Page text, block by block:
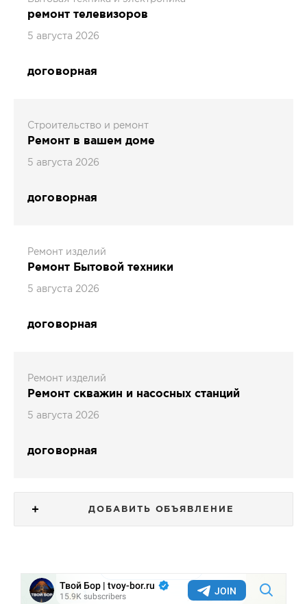
ДОБАВИТЬ ОБЪЯВЛЕНИЕ
ремонт телевизоров
5 августа 2026
договорная
Строительство и ремонт
Ремонт в вашем доме
5 августа 2026
договорная
Ремонт изделий
Ремонт Бытовой техники
5 августа 2026
договорная
Ремонт изделий
Ремонт скважин и насосных станций
5 августа 2026
договорная